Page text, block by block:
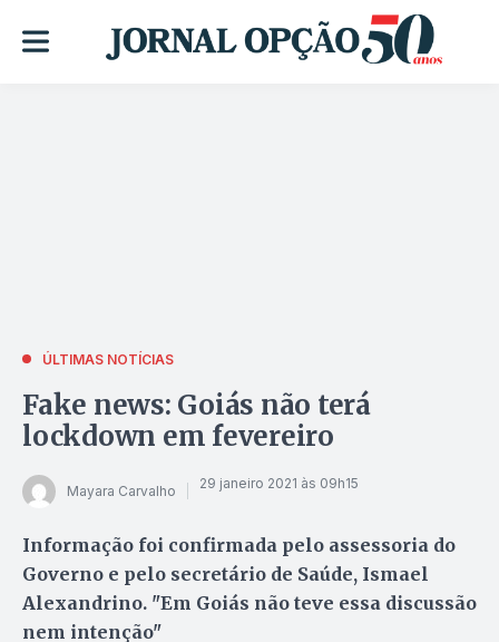
ÚLTIMAS NOTÍCIAS
Fake news: Goiás não terá
lockdown em fevereiro
Mayara Carvalho 29 janeiro 2021 às 09h15
Informação foi confirmada pelo assessoria do
Governo e pelo secretário de Saúde, Ismael
Alexandrino. "Em Goiás não teve essa discussão
nem intenção"